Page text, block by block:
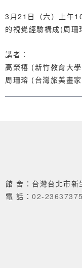
3月21日（六）上午
的視覺經驗構成(周珊
講者：
高榮禧 (新竹教育大
周珊瑢 (台灣旅美畫
館 舍：台灣台北市
電 話： 02-23637375